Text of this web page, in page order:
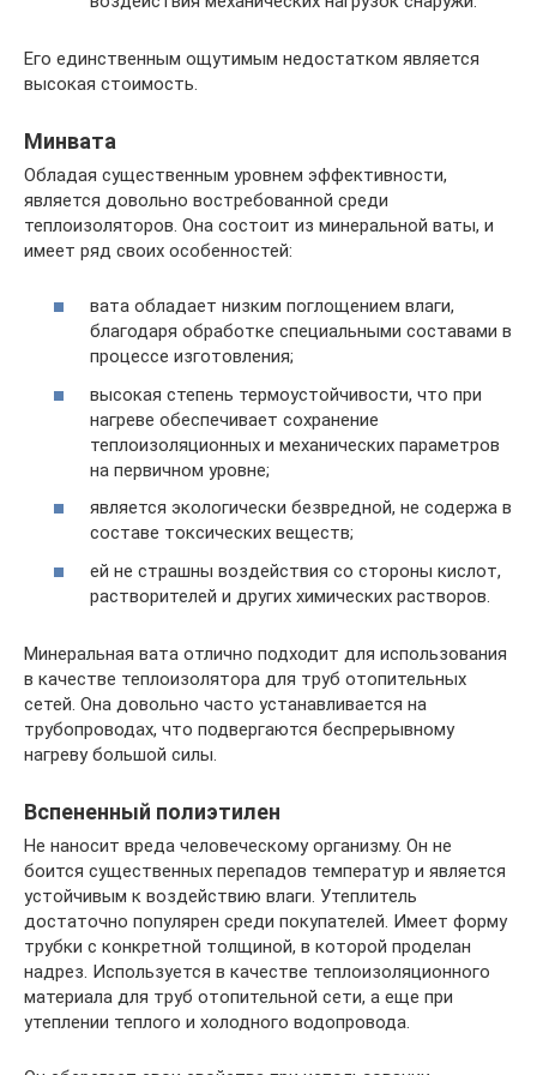
Его единственным ощутимым недостатком является
высокая стоимость.
Минвата
Обладая существенным уровнем эффективности,
является довольно востребованной среди
теплоизоляторов. Она состоит из минеральной ваты, и
имеет ряд своих особенностей:
вата обладает низким поглощением влаги,
благодаря обработке специальными составами в
процессе изготовления;
высокая степень термоустойчивости, что при
нагреве обеспечивает сохранение
теплоизоляционных и механических параметров
на первичном уровне;
является экологически безвредной, не содержа в
составе токсических веществ;
ей не страшны воздействия со стороны кислот,
растворителей и других химических растворов.
Минеральная вата отлично подходит для использования
в качестве теплоизолятора для труб отопительных
сетей. Она довольно часто устанавливается на
трубопроводах, что подвергаются беспрерывному
нагреву большой силы.
Вспененный полиэтилен
Не наносит вреда человеческому организму. Он не
боится существенных перепадов температур и является
устойчивым к воздействию влаги. Утеплитель
достаточно популярен среди покупателей. Имеет форму
трубки с конкретной толщиной, в которой проделан
надрез. Используется в качестве теплоизоляционного
материала для труб отопительной сети, а еще при
утеплении теплого и холодного водопровода.